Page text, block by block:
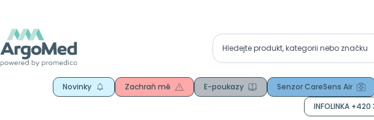
Novinky Zachraň mě E-poukazy Senzor CareSens Air
INFOLINKA